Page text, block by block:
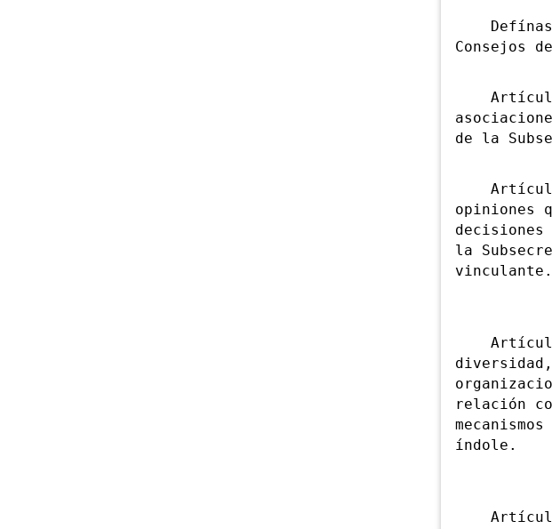
Defínase
Consejos
Artículo
de la
Artículo
opiniones
la
vinculante.
Artículo
relación
índole.
Artículo